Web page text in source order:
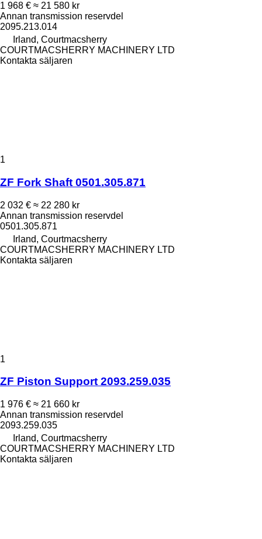
1 968 € ≈ 21 580 kr
Annan transmission reservdel
2095.213.014
Irland, Courtmacsherry
COURTMACSHERRY MACHINERY LTD
Kontakta säljaren
1
ZF Fork Shaft 0501.305.871
2 032 € ≈ 22 280 kr
Annan transmission reservdel
0501.305.871
Irland, Courtmacsherry
COURTMACSHERRY MACHINERY LTD
Kontakta säljaren
1
ZF Piston Support 2093.259.035
1 976 € ≈ 21 660 kr
Annan transmission reservdel
2093.259.035
Irland, Courtmacsherry
COURTMACSHERRY MACHINERY LTD
Kontakta säljaren